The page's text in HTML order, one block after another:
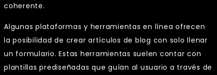
coherente.
Algunas plataformas y herramientas en línea ofrecen
la posibilidad de crear artículos de blog con solo llenar
un formulario. Estas herramientas suelen contar con
plantillas prediseñadas que guían al usuario a través de